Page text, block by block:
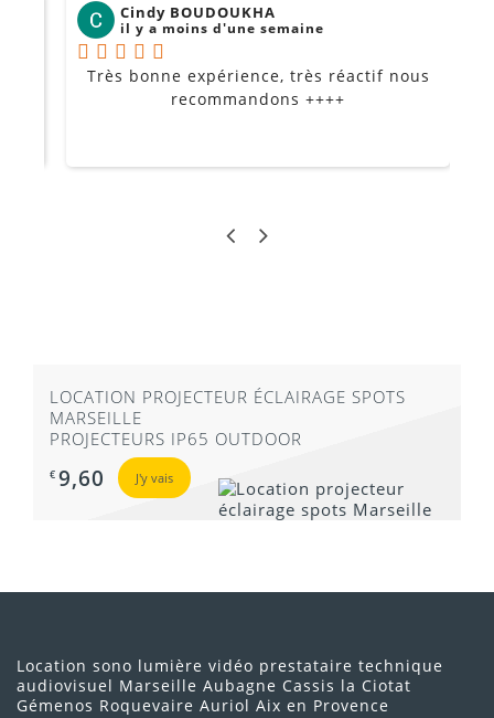
Cindy BOUDOUKHA
il y a moins d'une semaine
Très bonne expérience, très réactif nous
recommandons ++++
LOCATION PROJECTEUR ÉCLAIRAGE SPOTS
MARSEILLE
PROJECTEURS IP65 OUTDOOR
€ 9,60 J'y vais
Location sono lumière vidéo prestataire technique
audiovisuel Marseille Aubagne Cassis la Ciotat
Gémenos Roquevaire Auriol Aix en Provence